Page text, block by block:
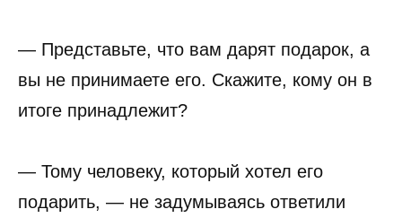
— Представьте, что вам дарят подарок, а
вы не принимаете его. Скажите, кому он в
итоге принадлежит?
— Тому человеку, который хотел его
подарить, — не задумываясь ответили